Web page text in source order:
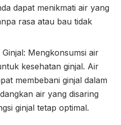
dapat menikmati air yang
rasa atau bau tidak
Mengkonsumsi air
kesehatan ginjal. Air
membebani ginjal dalam
air yang disaring
ginjal tetap optimal.